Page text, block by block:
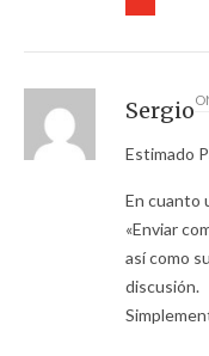
Sergio
Estimado
En cuanto
«Enviar
así como
discusión.